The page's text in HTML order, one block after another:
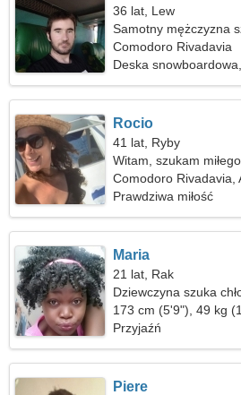
36 lat, Lew
Samotny mężczyzna
Comodoro Rivadavia
Deska
Rocio
41 lat, Ryby
Witam, szukam
Comodoro Rivadavia,
Prawdziwa miłość
Maria
21 lat, Rak
Dziewczyna szuka
173 cm (5'9"), 49 kg
Przyjaźń
Piere